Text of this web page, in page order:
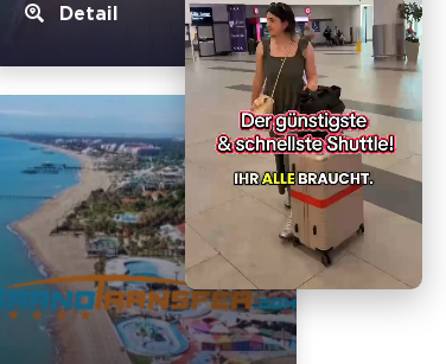
Detail